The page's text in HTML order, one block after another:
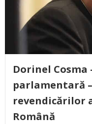
Dorinel
parlamentară
revendicărilor
Română